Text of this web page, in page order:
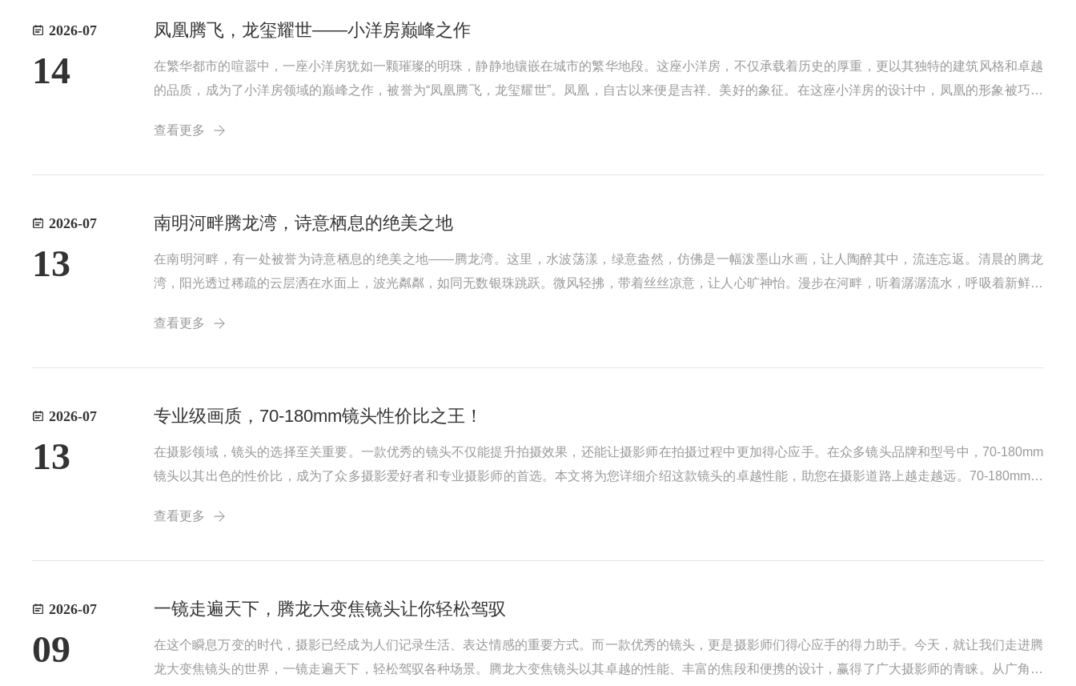
2026-07
14
凤凰腾飞，龙玺耀世——小洋房巅峰之作
在繁华都市的喧嚣中，一座小洋房犹如一颗璀璨的明珠，静静地镶嵌在城市的繁华地段。这座小洋房，不仅承载着历史的厚重，更以其独特的建筑风格和卓越
的品质，成为了小洋房领域的巅峰之作，被誉为“凤凰腾飞，龙玺耀世”。凤凰，自古以来便是吉祥、美好的象征。在这座小洋房的设计中，凤凰的形象被巧妙
查看更多
2026-07
13
南明河畔腾龙湾，诗意栖息的绝美之地
在南明河畔，有一处被誉为诗意栖息的绝美之地——腾龙湾。这里，水波荡漾，绿意盎然，仿佛是一幅泼墨山水画，让人陶醉其中，流连忘返。清晨的腾龙
湾，阳光透过稀疏的云层洒在水面上，波光粼粼，如同无数银珠跳跃。微风轻拂，带着丝丝凉意，让人心旷神怡。漫步在河畔，听着潺潺流水，呼吸着新鲜的
查看更多
2026-07
13
专业级画质，70-180mm镜头性价比之王！
在摄影领域，镜头的选择至关重要。一款优秀的镜头不仅能提升拍摄效果，还能让摄影师在拍摄过程中更加得心应手。在众多镜头品牌和型号中，70-180mm
镜头以其出色的性价比，成为了众多摄影爱好者和专业摄影师的首选。本文将为您详细介绍这款镜头的卓越性能，助您在摄影道路上越走越远。70-180mm镜
查看更多
2026-07
09
一镜走遍天下，腾龙大变焦镜头让你轻松驾驭
在这个瞬息万变的时代，摄影已经成为人们记录生活、表达情感的重要方式。而一款优秀的镜头，更是摄影师们得心应手的得力助手。今天，就让我们走进腾
龙大变焦镜头的世界，一镜走遍天下，轻松驾驭各种场景。腾龙大变焦镜头以其卓越的性能、丰富的焦段和便携的设计，赢得了广大摄影师的青睐。从广角到